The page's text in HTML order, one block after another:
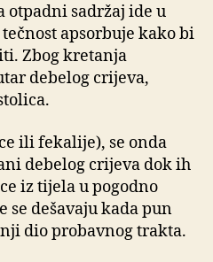
otpadni sadržaj ide u
apsorbuje kako bi
Zbog kretanja
debelog crijeva,
ili fekalije), se onda
debelog crijeva dok ih
iz tijela u pogodno
se dešavaju kada pun
dio probavnog trakta.